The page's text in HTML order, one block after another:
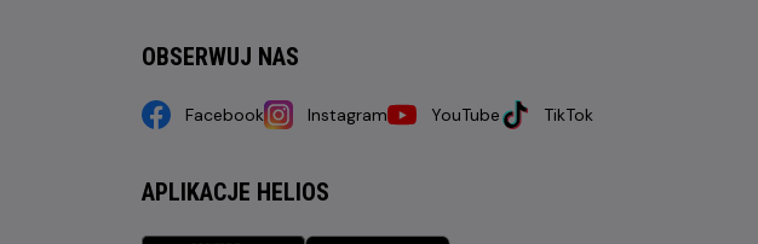
OBSERWUJ NAS
Facebook Instagram YouTube TikTok
APLIKACJE HELIOS